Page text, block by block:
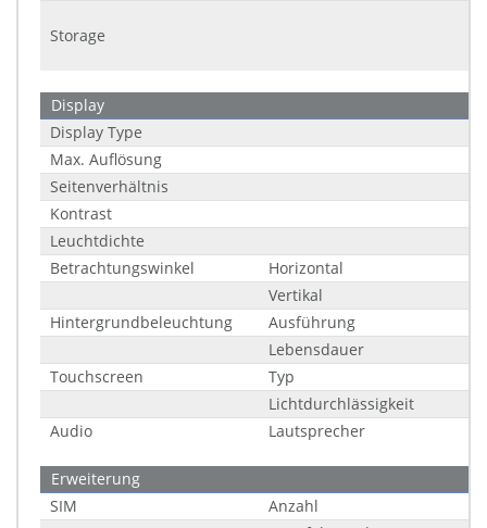
Storage
Display
Display Type
Max. Auflösung
Seitenverhältnis
Kontrast
Leuchtdichte
Betrachtungswinkel
Horizontal
Vertikal
Hintergrundbeleuchtung
Ausführung
Lebensdauer
Touchscreen
Typ
Lichtdurchlässigkeit
Audio
Lautsprecher
Erweiterung
SIM
Anzahl